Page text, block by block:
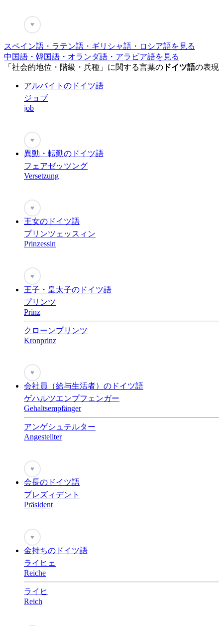
♥
スペイン語・ラテン語・ギリシャ語・ロシア語を見る
中国語・韓国語・オランダ語・アラビア語を見る
「社会的地位・階級・兵種」に関する言葉の ドイツ語の表現
アルバイトのドイツ語
ジョブ
job
♥
異動・転勤のドイツ語
フェアゼッツング
Versetzung
♥
王女のドイツ語
プリンツェッスィン
Prinzessin
♥
王子・皇太子のドイツ語
プリンツ
Prinz
クローンプリンツ
Kronprinz
♥
会社員（給与生活者）のドイツ語
ゲハルツエンプフェンガー
Gehaltsempfänger
アンゲシュテルター
Angestellter
♥
会長のドイツ語
プレズィデント
Präsident
♥
金持ちのドイツ語
ライヒェ
Reiche
ライヒ
Reich